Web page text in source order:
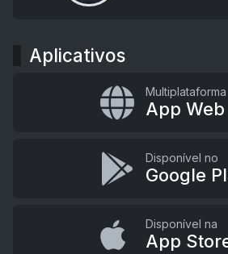
Aplicativos
Multiplataforma
App Web
Disponível no
Google
Disponível na
App